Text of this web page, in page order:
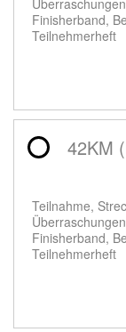
Finisherband,
Teilnehmerheft
42KM
Teilnahme,
Finisherband,
Teilnehmerheft